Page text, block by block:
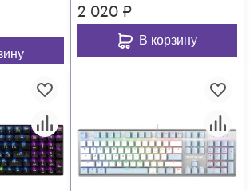
2 020 ₽
В корзину